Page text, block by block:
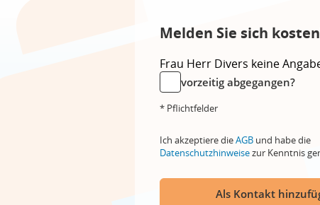
Melden Sie sich
Frau Herr Divers keine
vorzeitig abgegangen?
* Pflichtfelder
Ich akzeptiere dieAGB und habe die
Datenschutzhinweisezur Kenntnis
Als Kontakt